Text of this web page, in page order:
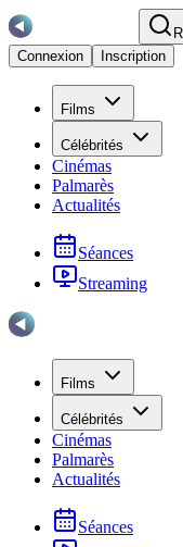
Connexion
Inscription
Films
Célébrités
Cinémas
Palmarès
Actualités
Séances
Streaming
Films
Célébrités
Cinémas
Palmarès
Actualités
Séances